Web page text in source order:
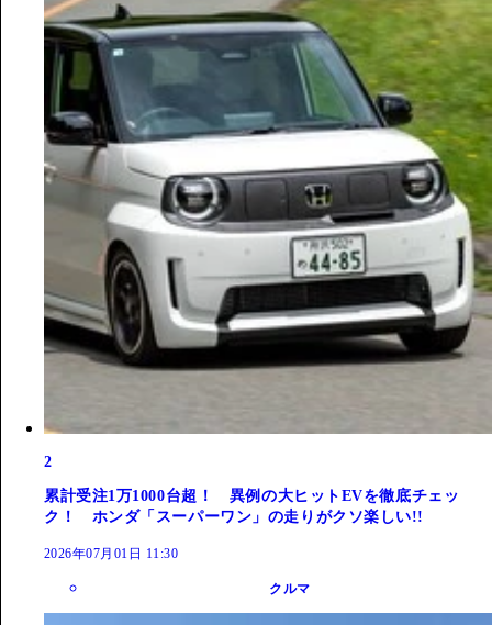
2
累計受注1万1000台超！ 異例の大ヒットEVを徹底チェッ
ク！ ホンダ「スーパーワン」の走りがクソ楽しい!!
2026年07月01日 11:30
クルマ